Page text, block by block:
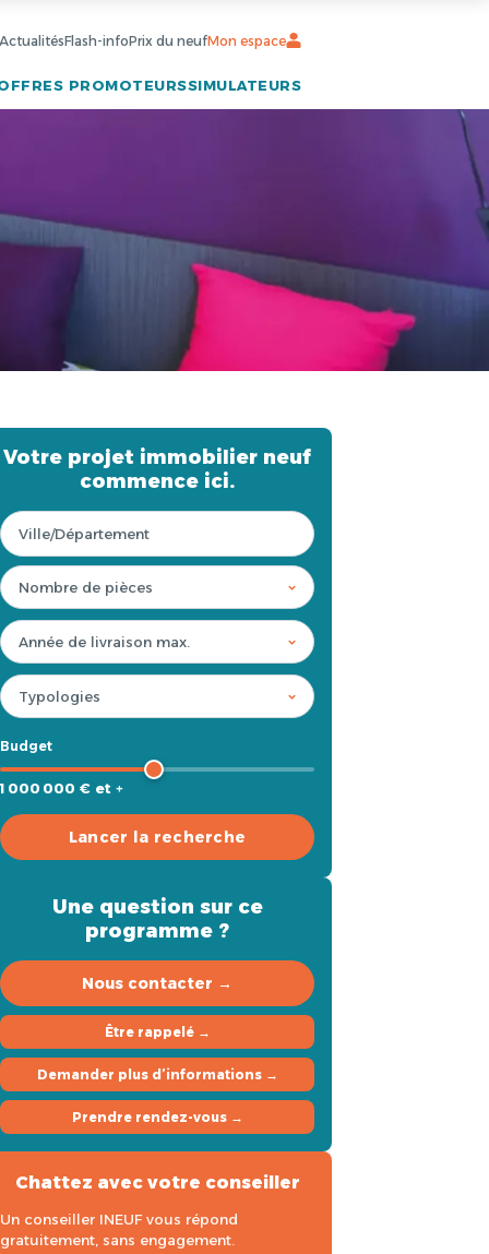
ActualitésFlash-infoPrix du neufMon espace
PROMOTEURSSIMULATEURS
Votre projet immobilier neuf
commence ici.
Budget
1 000 000 € et +
Lancer la recherche
Une question sur ce
programme ?
Nous contacter →
Être rappelé →
Demander plus d’informations →
Prendre rendez-vous →
Chattez avec votre conseiller
Un conseiller INEUF vous répond
gratuitement, sans engagement.